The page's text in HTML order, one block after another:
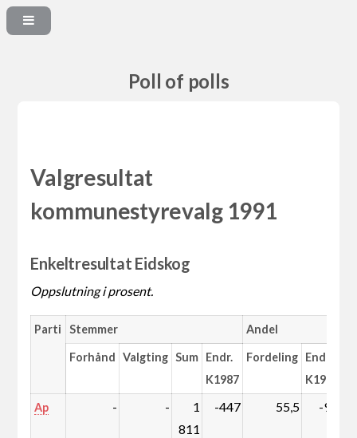
Poll of polls
Valgresultat
kommunestyrevalg 1991
Enkeltresultat Eidskog
Oppslutning i prosent.
Parti Stemmer Andel
Forhånd Valgting Sum Endr.
K1987
Fordeling Endr.
K1987
Ap - -
1
811
-447 55,5 -9,1